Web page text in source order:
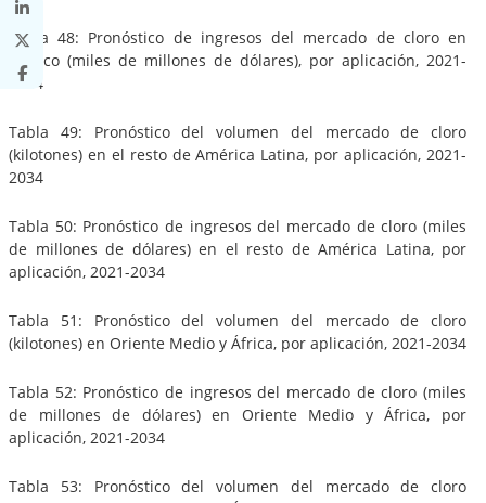
Tabla 48: Pronóstico de ingresos del mercado de cloro en
México (miles de millones de dólares), por aplicación, 2021-
2034
Tabla 49: Pronóstico del volumen del mercado de cloro
(kilotones) en el resto de América Latina, por aplicación, 2021-
2034
Tabla 50: Pronóstico de ingresos del mercado de cloro (miles
de millones de dólares) en el resto de América Latina, por
aplicación, 2021-2034
Tabla 51: Pronóstico del volumen del mercado de cloro
(kilotones) en Oriente Medio y África, por aplicación, 2021-2034
Tabla 52: Pronóstico de ingresos del mercado de cloro (miles
de millones de dólares) en Oriente Medio y África, por
aplicación, 2021-2034
Tabla 53: Pronóstico del volumen del mercado de cloro